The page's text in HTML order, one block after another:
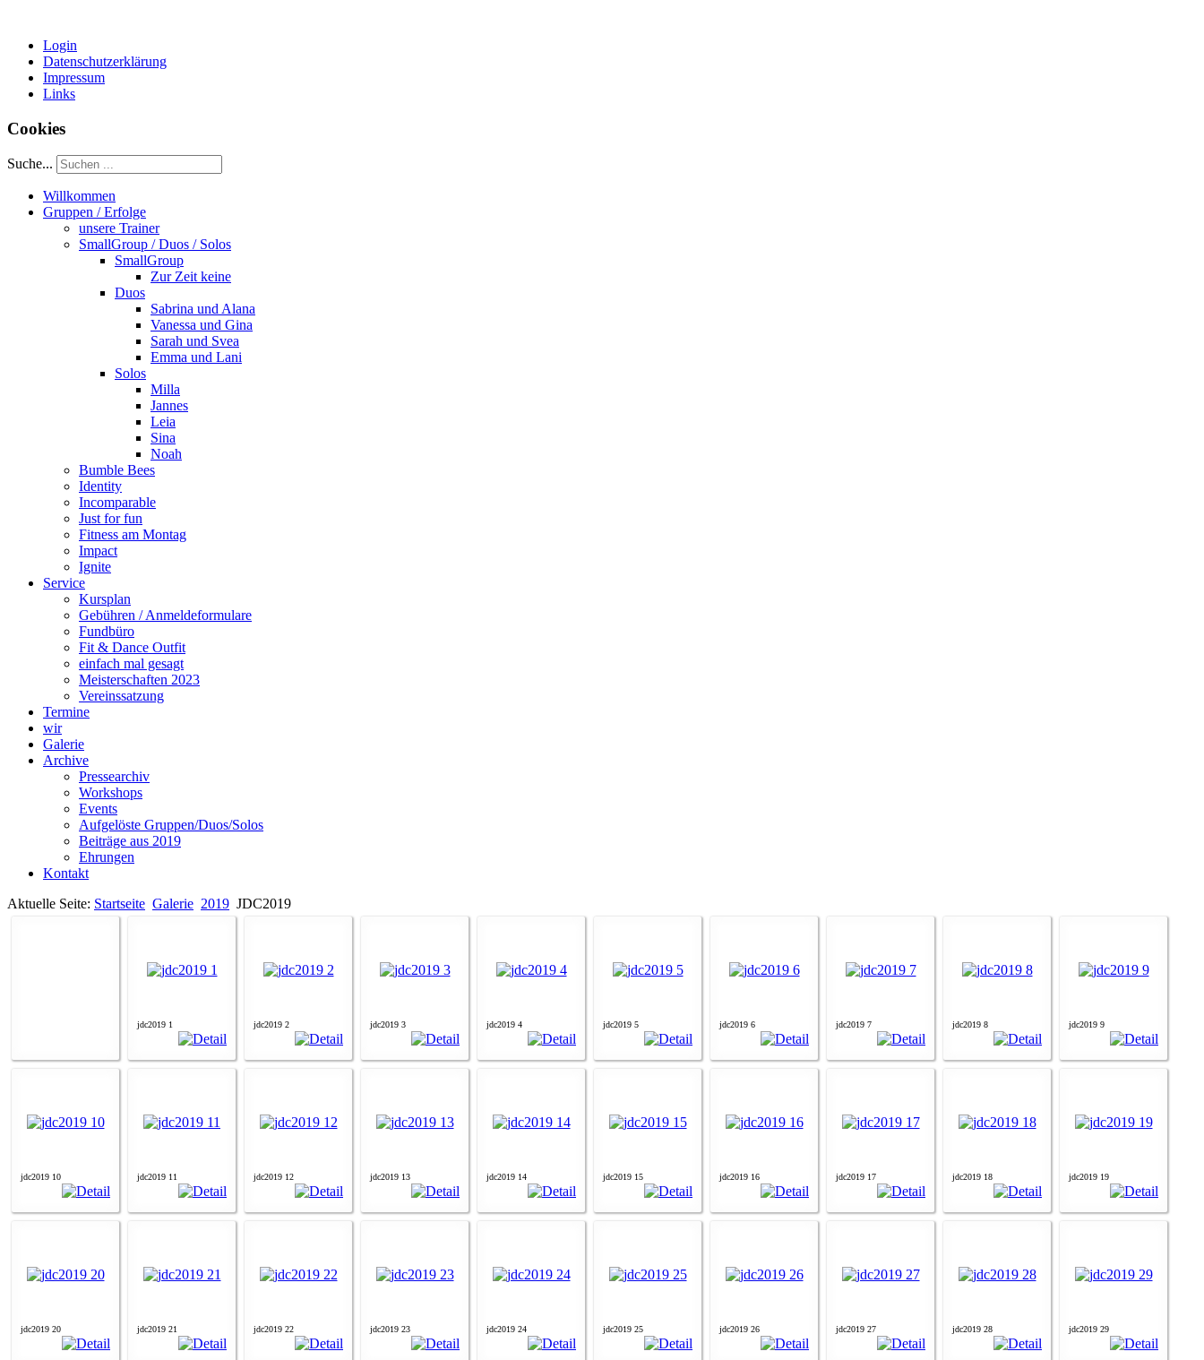
Login
Datenschutzerklärung
Impressum
Links
Cookies
Suche...
Willkommen
Gruppen / Erfolge
unsere Trainer
SmallGroup / Duos / Solos
SmallGroup
Zur Zeit keine
Duos
Sabrina und Alana
Vanessa und Gina
Sarah und Svea
Emma und Lani
Solos
Milla
Jannes
Leia
Sina
Noah
Bumble Bees
Identity
Incomparable
Just for fun
Fitness am Montag
Impact
Ignite
Service
Kursplan
Gebühren / Anmeldeformulare
Fundbüro
Fit & Dance Outfit
einfach mal gesagt
Meisterschaften 2023
Vereinssatzung
Termine
wir
Galerie
Archive
Pressearchiv
Workshops
Events
Aufgelöste Gruppen/Duos/Solos
Beiträge aus 2019
Ehrungen
Kontakt
Aktuelle Seite: Startseite Galerie 2019 JDC2019
jdc2019 1 jdc2019 2 jdc2019 3 jdc2019 4 jdc2019 5 jdc2019 6 jdc2019 7 jdc2019 8 jdc2019 9
jdc2019 10 jdc2019 11 jdc2019 12 jdc2019 13 jdc2019 14 jdc2019 15 jdc2019 16 jdc2019 17 jdc2019 18 jdc2019 19
jdc2019 20 jdc2019 21 jdc2019 22 jdc2019 23 jdc2019 24 jdc2019 25 jdc2019 26 jdc2019 27 jdc2019 28 jdc2019 29